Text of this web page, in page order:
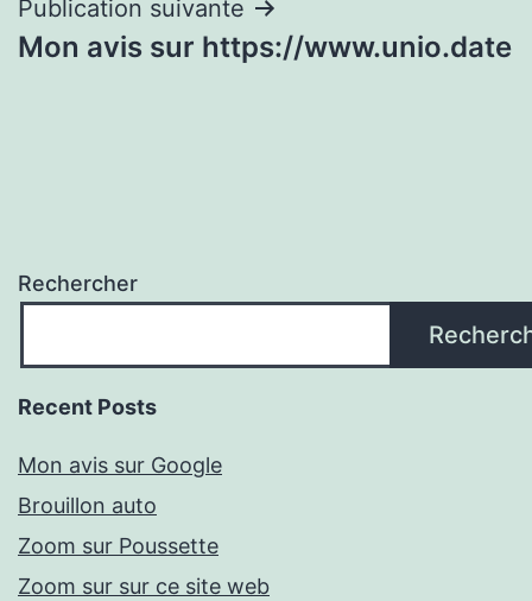
Publication suivante
Mon avis sur https://www.unio.date
Rechercher
Recent Posts
Mon avis sur Google
Brouillon auto
Zoom sur Poussette
Zoom sur sur ce site web